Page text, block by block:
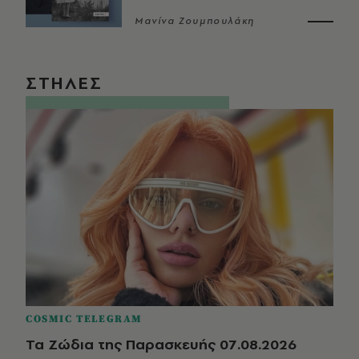
Μανίνα Ζουμπουλάκη
ΣΤΗΛΕΣ
COSMIC TELEGRAM
Τα Ζώδια της Παρασκευής 07.08.2026